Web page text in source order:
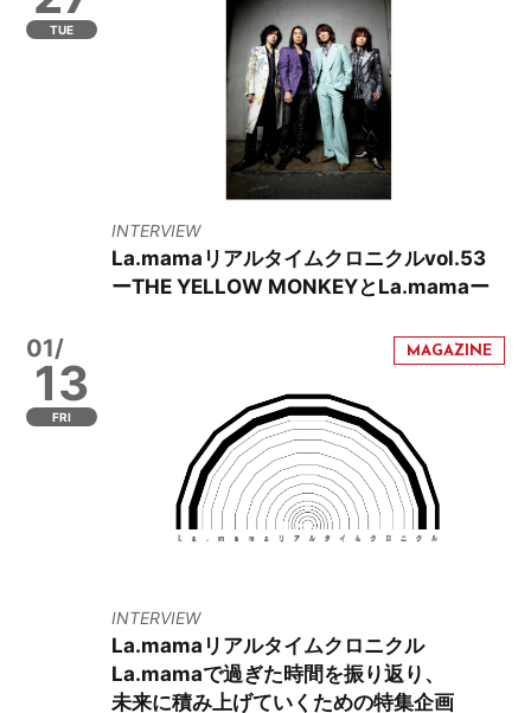
TUE
INTERVIEW
La.mamaリアルタイムクロニクルvol.53
ーTHE YELLOW MONKEYとLa.mamaー
01/
13
FRI
INTERVIEW
La.mamaリアルタイムクロニクル
La.mamaで過ぎた時間を振り返り、
未来に積み上げていくための特集企画